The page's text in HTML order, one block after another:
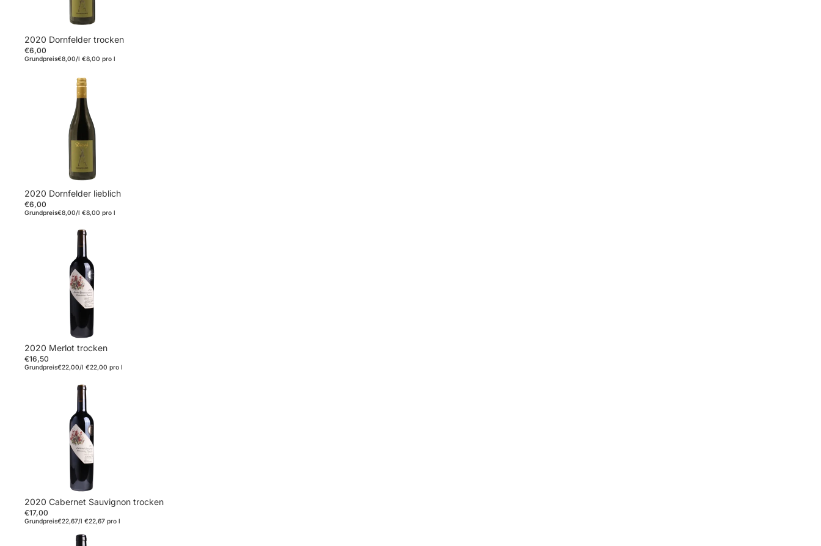
2020 Dornfelder trocken
€6,00
Grundpreis€8,00/l €8,00 pro l
2020 Dornfelder lieblich
€6,00
Grundpreis€8,00/l €8,00 pro l
2020 Merlot trocken
€16,50
Grundpreis€22,00/l €22,00 pro l
2020 Cabernet Sauvignon trocken
€17,00
Grundpreis€22,67/l €22,67 pro l